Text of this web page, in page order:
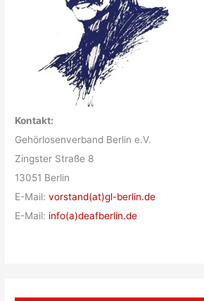
Kontakt:
Gehörlosenverband Berlin e.V.
Zingster Straße 8
13051 Berlin
E-Mail:vorstand(at)gl-berlin.de
E-Mail: info(a)deafberlin.de